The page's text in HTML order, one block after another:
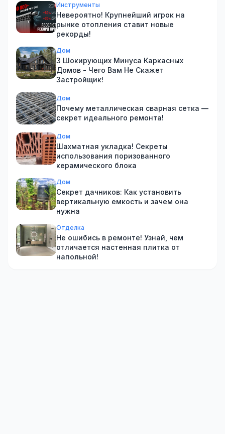
Инструменты
Невероятно! Крупнейший игрок на
рынке отопления ставит новые
рекорды!
Дом
3 Шокирующих Минуса Каркасных
Домов - Чего Вам Не Скажет
Застройщик!
Дом
Почему металлическая сварная сетка —
секрет идеального ремонта!
Дом
Шахматная укладка! Секреты
использования поризованного
керамического блока
Дом
Секрет дачников: Как установить
вертикальную емкость и зачем она
нужна
Отделка
Не ошибись в ремонте! Узнай, чем
отличается настенная плитка от
напольной!